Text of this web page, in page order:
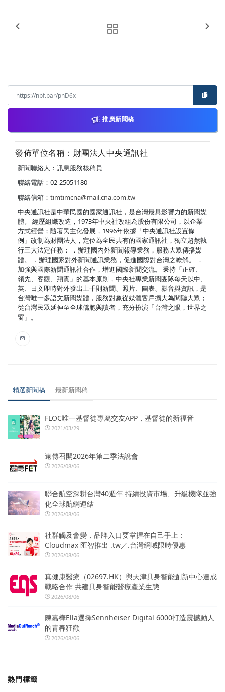
推廣新聞稿
發佈單位名稱：財團法人中央通訊社
新聞聯絡人：訊息服務核稿員
聯絡電話：02-25051180
聯絡信箱： timtimcna@mail.cna.com.tw
中央通訊社是中華民國的國家通訊社，是台灣最具影響力的新聞媒
體。 經歷組織改造，1973年中央社改組為股份有限公司，以企業
方式經營；隨著民主化發展，1996年依據「中央通訊社設置條
例」改制為財團法人，定位為全民共有的國家通訊社，獨立超然執
行三大法定任務： ．辦理國內外新聞報導業務，服務大眾傳播媒
體。 ．辦理國家對外新聞通訊業務，促進國際對台灣之瞭解。 ．
加強與國際新聞通訊社合作，增進國際新聞交流。 秉持「正確、
領先、客觀、翔實」的基本原則，中央社專業新聞團隊每天以中、
英、日文即時對外發出上千則新聞、照片、圖表、影音與資訊，是
台灣唯一多語文新聞媒體，服務對象從媒體客戶擴大為閱聽大眾；
從台灣民眾延伸至全球僑胞與讀者，充分扮演「台灣之眼，世界之
窗」。
精選新聞稿 最新新聞稿
FLOC唯一基督徒專屬交友APP，基督徒的新福音
2021/03/29
遠傳召開2026年第二季法說會
2026/08/06
聯合航空深耕台灣40週年 持續投資市場、升級機隊並強
化全球航網連結
2026/08/06
社群觸及會變，品牌入口要掌握在自己手上：
Cloudmax 匯智推出 .tw／.台灣網域限時優惠
2026/08/06
真健康醫療（02697.HK）與天津具身智能創新中心達成
戰略合作 共建具身智能醫療產業生態
2026/08/06
陳嘉樺Ella選擇Sennheiser Digital 6000打造震撼動人
的青春狂歡
2026/08/06
熱門標籤